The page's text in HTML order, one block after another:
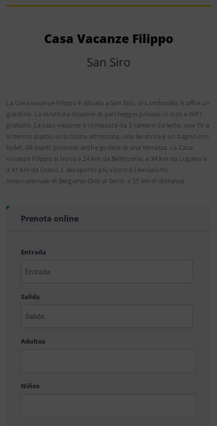
Casa Vacanze Filippo
San Siro
La Casa vacanze Filippo è situata a San Siro, in Lombardia, e offre un
giardino. La struttura dispone di parcheggio privato in loco e WiFi
gratuito. La casa vacanze è composta da 3 camere da letto, una TV a
schermo piatto, una cucina attrezzata, una lavatrice e un bagno con
bidet. Gli ospiti possono anche godere di una terrazza. La Casa
vacanze Filippo si trova a 24 km da Bellinzona, a 34 km da Lugano e
a 41 km da Como. L aeroporto più vicino è l Aeroporto
Internazionale di Bergamo-Orio al Serio, a 55 km di distanza.
Prenota online
Entrada
AAAA
MM
DD
Salida
AAAA
MM
Adultos
Niños